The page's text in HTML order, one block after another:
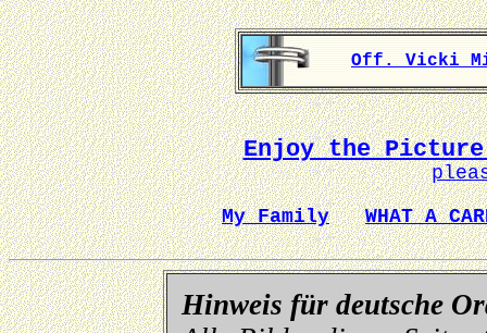
Off. Vicki
Enjoy the Picture
My Family
WHAT A
Hinweis für deutsche